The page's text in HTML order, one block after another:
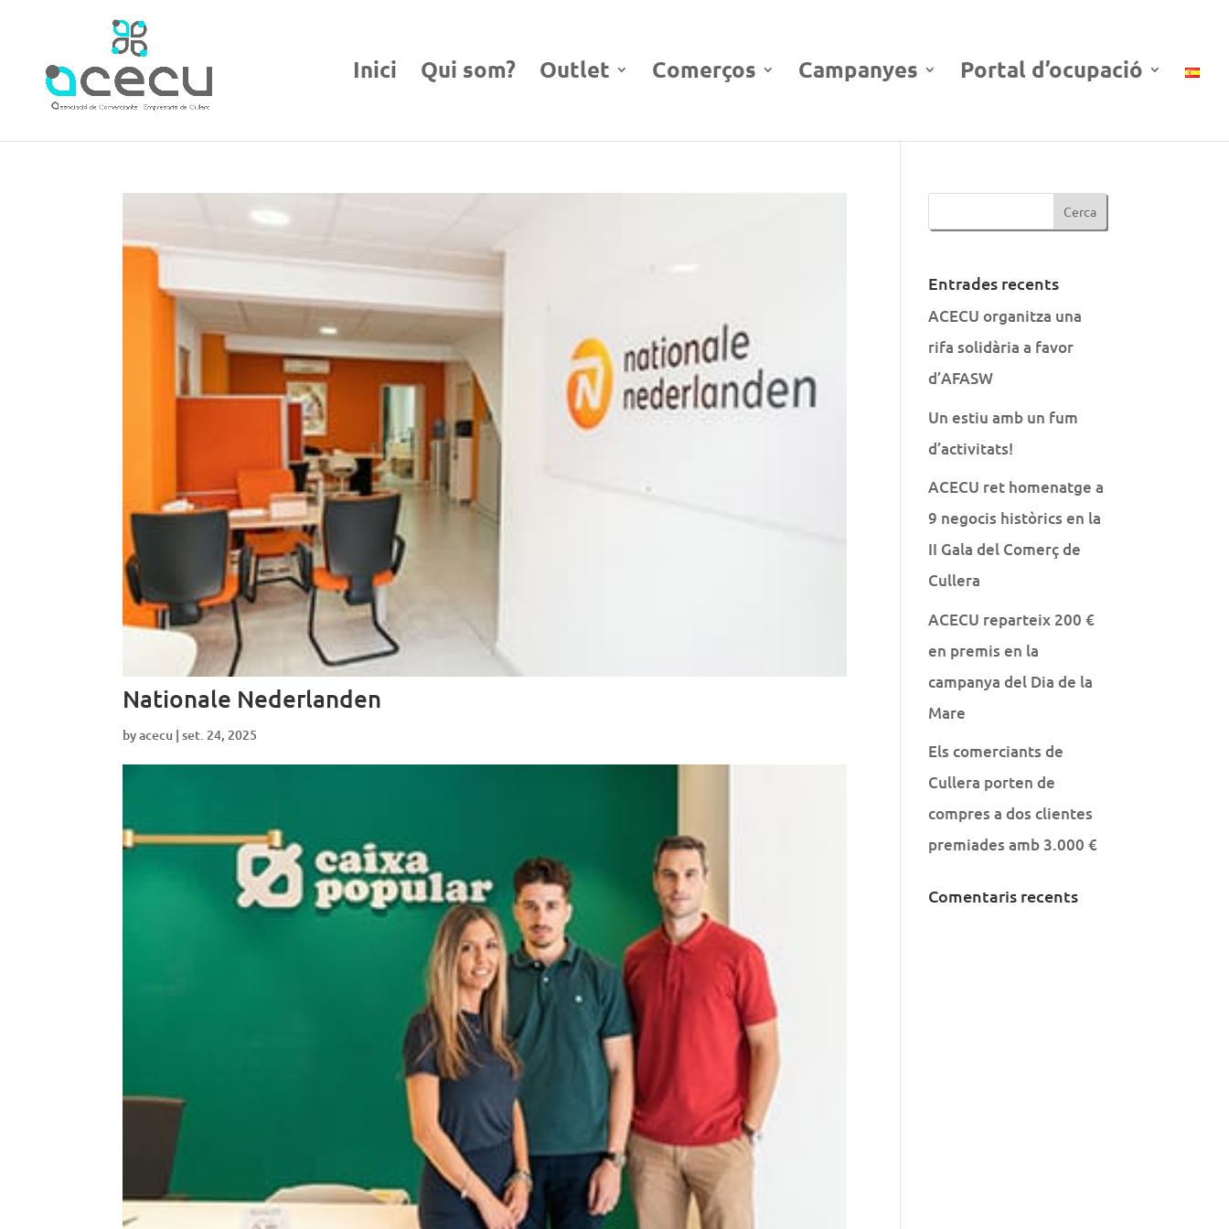
Inici Qui som? Outlet Comerços Campanyes Portal d’ocupació
Nationale Nederlanden
byacecu |set. 24, 2025
Entrades recents
ACECU organitza una
rifa solidària a favor
d’AFASW
Un estiu amb un fum
d’activitats!
ACECU ret homenatge a
9 negocis històrics en la
II Gala del Comerç de
Cullera
ACECU reparteix 200 €
en premis en la
campanya del Dia de la
Mare
Els comerciants de
Cullera porten de
compres a dos clientes
premiades amb 3.000 €
Comentaris recents